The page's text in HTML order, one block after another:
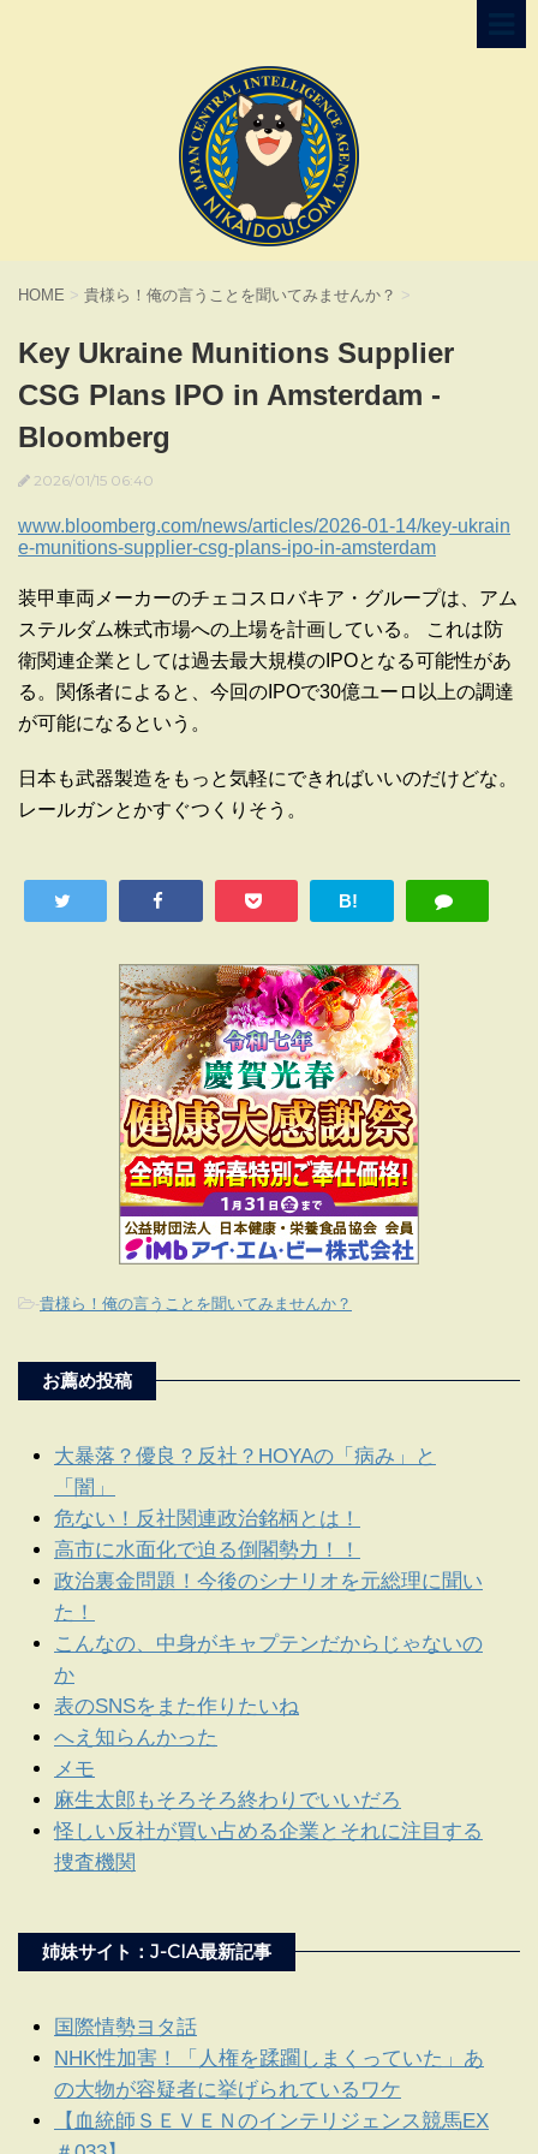
HOME > 貴様ら！俺の言うことを聞いてみませんか？ >
Key Ukraine Munitions Supplier
CSG Plans IPO in Amsterdam -
Bloomberg
2026/01/15 06:40
www.bloomberg.com/news/articles/2026-01-14/key-ukrain
e-munitions-supplier-csg-plans-ipo-in-amsterdam
装甲車両メーカーのチェコスロバキア・グループは、アム
ステルダム株式市場への上場を計画している。 これは防
衛関連企業としては過去最大規模のIPOとなる可能性があ
る。関係者によると、今回のIPOで30億ユーロ以上の調達
が可能になるという。
日本も武器製造をもっと気軽にできればいいのだけどな。
レールガンとかすぐつくりそう。
B!
-貴様ら！俺の言うことを聞いてみませんか？
お薦め投稿
大暴落？優良？反社？HOYAの「病み」と
「闇」
危ない！反社関連政治銘柄とは！
高市に水面化で迫る倒閣勢力！！
政治裏金問題！今後のシナリオを元総理に聞い
た！
こんなの、中身がキャプテンだからじゃないの
か
表のSNSをまた作りたいね
へえ知らんかった
メモ
麻生太郎もそろそろ終わりでいいだろ
怪しい反社が買い占める企業とそれに注目する
捜査機関
姉妹サイト：J-CIA最新記事
国際情勢ヨタ話
NHK性加害！「人権を蹂躙しまくっていた」あ
の大物が容疑者に挙げられているワケ
【血統師ＳＥＶＥＮのインテリジェンス競馬EX